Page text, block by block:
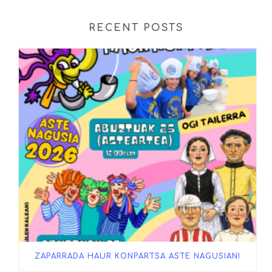
RECENT POSTS
ZAPARRADA HAUR KONPARTSA ASTE NAGUSIAN!